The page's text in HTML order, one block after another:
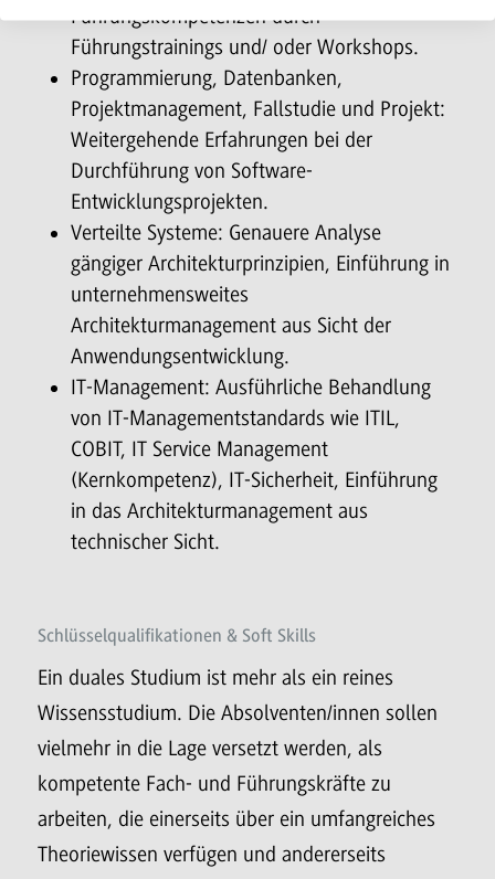
Führungskompetenzen durch
Führungstrainings und/ oder Workshops.
Programmierung, Datenbanken,
Projektmanagement, Fallstudie und Projekt:
Weitergehende Erfahrungen bei der
Durchführung von Software-
Entwicklungsprojekten.
Verteilte Systeme: Genauere Analyse
gängiger Architekturprinzipien, Einführung in
unternehmensweites
Architekturmanagement aus Sicht der
Anwendungsentwicklung.
IT-Management: Ausführliche Behandlung
von IT-Managementstandards wie ITIL,
COBIT, IT Service Management
(Kernkompetenz), IT-Sicherheit, Einführung
in das Architekturmanagement aus
technischer Sicht.
Schlüsselqualifikationen & Soft Skills
Ein duales Studium ist mehr als ein reines
Wissensstudium. Die Absolventen/innen sollen
vielmehr in die Lage versetzt werden, als
kompetente Fach- und Führungskräfte zu
arbeiten, die einerseits über ein umfangreiches
Theoriewissen verfügen und andererseits